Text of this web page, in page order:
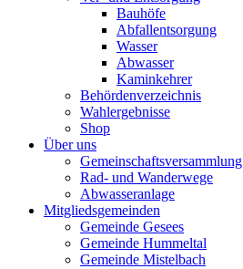
Bauhöfe
Abfallentsorgung
Wasser
Abwasser
Kaminkehrer
Behördenverzeichnis
Wahlergebnisse
Shop
Über uns
Gemeinschaftsversammlung
Rad- und Wanderwege
Abwasseranlage
Mitgliedsgemeinden
Gemeinde Gesees
Gemeinde Hummeltal
Gemeinde Mistelbach